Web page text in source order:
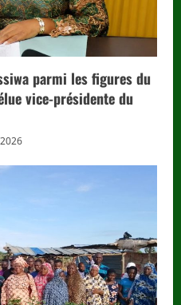
parmi les figures du
vice-présidente du